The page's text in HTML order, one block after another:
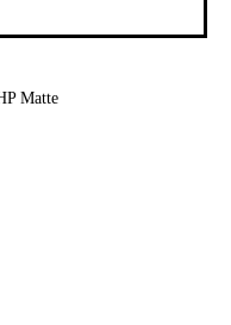
Matte